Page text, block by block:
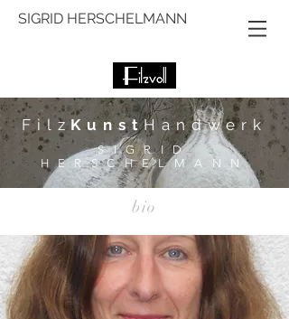
SIGRID HERSCHELMANN
Filz KunstHandwerk
SIGRID
HERSCHELMANN
bio